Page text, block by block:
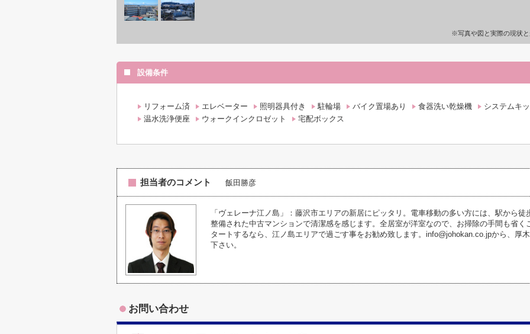
※写真や図と実際の現状
設備条件
リフォーム済 エレベーター 照明器具付き 駐輪場 バイク置場あり 食器洗い乾燥機
システムキ
温水洗浄便座
ウォークインクロゼット 宅配ボックス
担当者のコメント 飯田勝彦
「ヴェレーナ江ノ島」：藤沢市エリアの新居にピッタリ。電車移動の多い方には、駅から
整備された中古マンションで清潔感を感じます。全居室が洋室なので、お掃除の手間も省
タートするなら、江ノ島エリアで過ごす事をお勧め致します。info@johokan.co.jpから、
下さい。
お問い合わせ